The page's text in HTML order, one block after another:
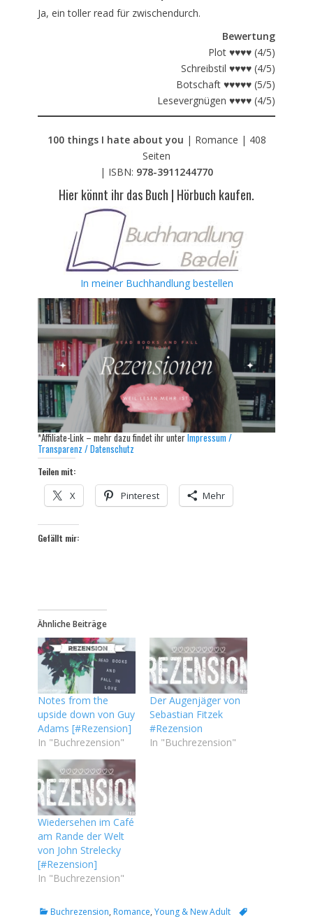
Ja, ein toller read für zwischendurch.
Bewertung
Plot ♥♥♥♥ (4/5)
Schreibstil ♥♥♥♥ (4/5)
Botschaft ♥♥♥♥♥ (5/5)
Lesevergnügen ♥♥♥♥ (4/5)
100 things I hate about you | Romance | 408
Seiten
| ISBN: 978-3911244770
Hier könnt ihr das Buch | Hörbuch kaufen.
In meiner Buchhandlung bestellen
*Affiliate-Link – mehr dazu findet ihr unterImpressum /
Transparenz / Datenschutz
Teilen mit:
X Pinterest Mehr
Gefällt mir:
Ähnliche Beiträge
Notes from the
upside down von Guy
Adams [#Rezension]
In "Buchrezension"
Der Augenjäger von
Sebastian Fitzek
#Rezension
In "Buchrezension"
Wiedersehen im Café
am Rande der Welt
von John Strelecky
[#Rezension]
In "Buchrezension"
Kategorien
Buchrezension, Romance, Young & New Adult
Tags